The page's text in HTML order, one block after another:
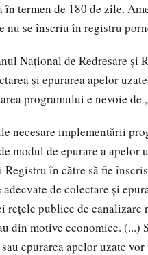
termen de 180 de zile.
nu se înscriu în registru
Național de Redresare și
și epurarea apelor
programului e nevoie
necesare implementării
modul de epurare a apelor
în către să fie
de colectare și
rețele publice de
din motive economice. (...)
epurarea apelor uzate